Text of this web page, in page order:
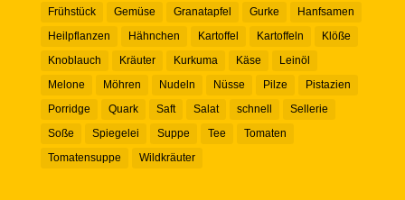
Frühstück
Gemüse Granatapfel Gurke
Hanfsamen
Heilpflanzen
Hähnchen Kartoffel Kartoffeln
Klöße
Knoblauch
Kräuter Kurkuma Käse
Leinöl
Melone
Möhren Nudeln Nüsse Pilze
Pistazien
Porridge
Quark Saft Salat schnell
Sellerie
Soße
Spiegelei Suppe Tee
Tomaten
Tomatensuppe
Wildkräuter